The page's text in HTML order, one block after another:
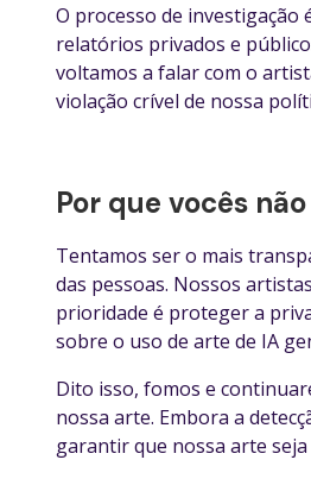
O processo de
relatórios privados e
voltamos a falar com o
violação crível de nossa
Por que vocês
Tentamos ser o mais
das pessoas. Nossos
prioridade é proteger a
sobre o uso de arte de IA
Dito isso, fomos e
nossa arte. Embora a
garantir que nossa arte